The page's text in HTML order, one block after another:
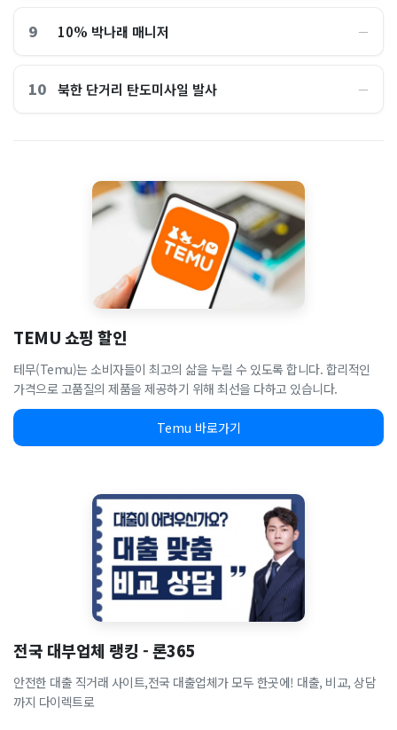
9 10% 박나래 매니저 ―
10 북한 단거리 탄도미사일 발사 ―
TEMU 쇼핑 할인
테무(Temu)는 소비자들이 최고의 삶을 누릴 수 있도록 합니다. 합리적인
가격으로 고품질의 제품을 제공하기 위해 최선을 다하고 있습니다.
Temu 바로가기
전국 대부업체 랭킹 - 론365
안전한 대출 직거래 사이트,전국 대출업체가 모두 한곳에! 대출, 비교, 상담
까지 다이렉트로